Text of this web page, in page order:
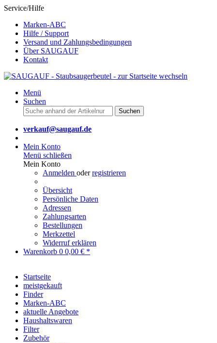
Service/Hilfe
Marken-ABC
Hilfe / Support
Versand und Zahlungsbedingungen
Über SAUGAUF
Kontakt
Menü
Suchen
Suchen
verkauf@saugauf.de
Mein Konto
Menü schließen
Mein Konto
Anmelden oderregistrieren
Übersicht
Persönliche Daten
Adressen
Zahlungsarten
Bestellungen
Merkzettel
Widerruf erklären
Warenkorb 0 0,00 € *
Startseite
meistgekauft
Finder
Marken-ABC
aktuelle Angebote
Haushaltswaren
Filter
Zubehör